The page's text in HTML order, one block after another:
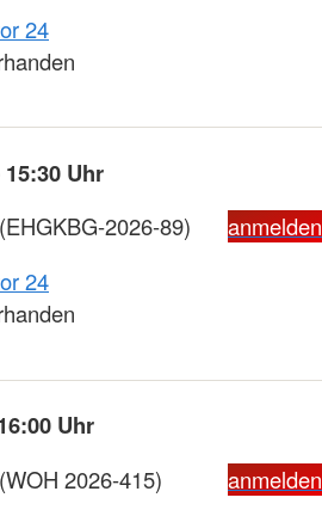
24
15:30 Uhr
(EHGKBG-2026-89)
anmelden
24
Uhr
(WOH 2026-415)
anmelden